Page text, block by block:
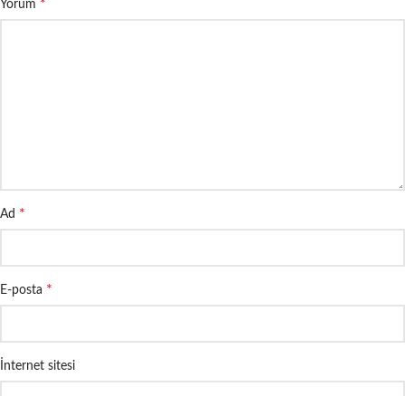
Yorum *
Ad *
E-posta *
İnternet sitesi